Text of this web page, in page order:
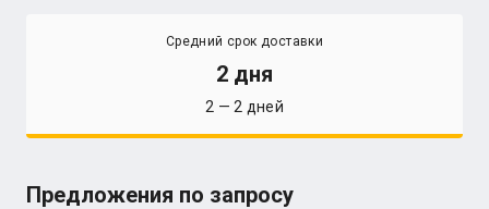
Средний срок доставки
2 дня
2 — 2 дней
Предложения по запросу